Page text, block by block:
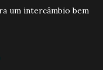
um intercâmbio bem